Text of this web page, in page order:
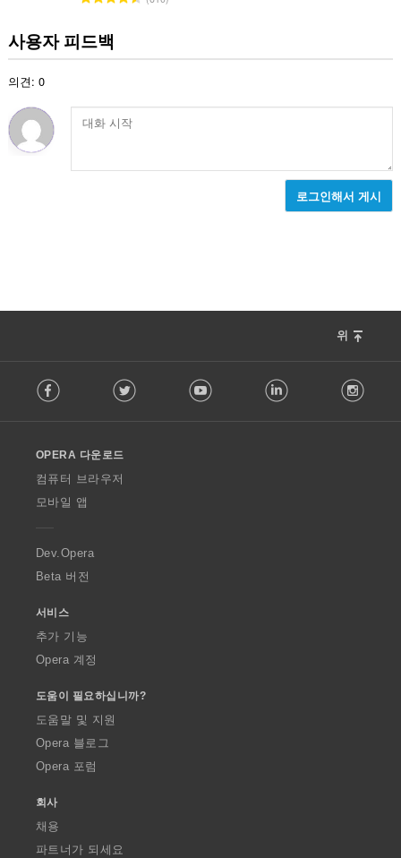
사용자 피드백
의견: 0
로그인해서 게시
위
o
w
O
p
a
Facebook Twitter Youtube LinkedIn
OPERA 다운로드
컴퓨터 브라우저
모바일 앱
Dev.Opera
Beta 버전
서비스
추가 기능
Opera 계정
도움이 필요하십니까?
도움말 및 지원
Opera 블로그
Opera 포럼
회사
채용
파트너가 되세요